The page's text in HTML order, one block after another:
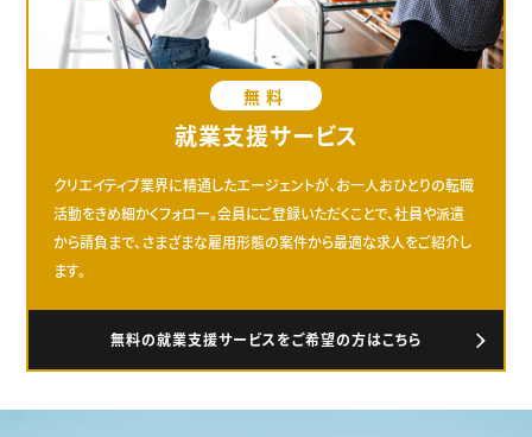
無料
就業支援サービス
クリエイティブ業界に精通したエージェントが、お一人おひとりの転職
活動をきめ細かくフォロー。会員にご登録いただくことで、社員や派遣
から請負まで、さまざまな雇用形態の案件から最適な求人をご紹介し
ます。
無料の就業支援サービスをご希望の方はこちら